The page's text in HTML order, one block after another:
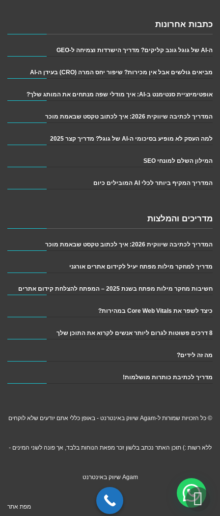
כתבות אחרונות
ה-AI של גוגל גונב קליקים? מדריך הישרדות וצמיחה ל-GEO
מביאים גולשים אבל אין מכירות? שיפור יחס המרה (CRO) בעידן ה-AI
אופטימיזציית סנטימנט ב-AI: איך מודלי שפה מנתחים את המותג שלך?
המדריך לכתיבה שיווקית 2026: איך לכתוב טקסט שבאמת מוכר
למה העסק לא מופיע בסיכומי ה-AI של גוגל? מדריך קצר 2025
המילון השלם למונחי SEO
המדריך המקיף ביותר לכלי AI המובילים כיום
מדריכים והמלצות
המדריך לכתיבה שיווקית 2026: איך לכתוב טקסט שבאמת מוכר
מדריך למחקר מילות מפתח יעיל לקידום אתרים אורגני
חשיבות מחקר מילות מפתח בשנת 2025 – המפתח להצלחת קידום אתרים
כיצד לשפר את Core Web Vitals במהירות?
8 דרכים פשוטות לגרום ליותר אנשים לקרוא את התוכן שלך
מה זה לידים?
מדריך לכתיבת כותרות מושלמות!
© כל הזכויות שמורות ל-Agam שיווק באינטרנט - באופן כללי אתם יודעים שלא לוקחים
ללא רשות :) תוכן האתר נכתב בלשון זכר מפאת הנוחות בלבד, אך פונה לשני המינים -
Agam שיווק באינטרנט
מפת אתר גלילה לראש העמוד